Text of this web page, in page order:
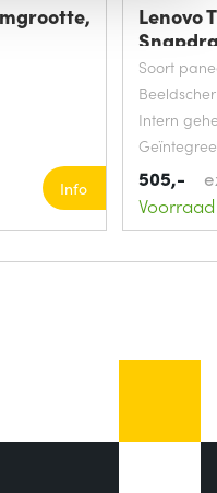
Info
Lenovo
Soort
Intern
505,-
Voorraad